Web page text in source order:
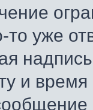
то уже
и